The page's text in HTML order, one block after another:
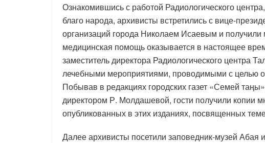
Ознакомившись с работой Радиологического
благо народа, архивисты встретились с вице-
организаций города Николаем Исаевым и
медицинская помощь оказывается в настоящее
заместитель директора Радиологического центра
лечебными мероприятиями, проводимыми с целью
Побывав в редакциях городских газет «Семей
директором Р. Молдашевой, гости получили копии
опубликованных в этих изданиях, посвященных
Далее архивисты посетили заповедник-музей Абая